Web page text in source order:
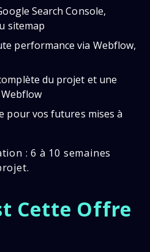
Search Console,
sitemap
performance via Webflow,
du projet et une
pour vos futures mises à
: 6 à 10 semaines
Cette Offre